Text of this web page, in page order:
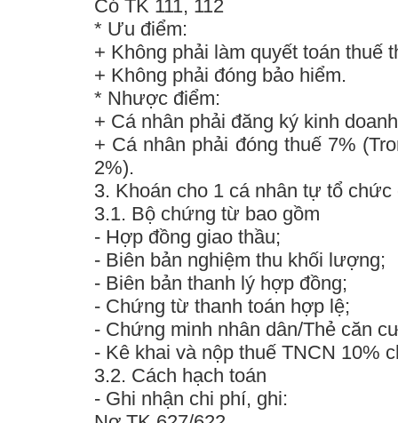
Có TK 111, 112
* Ưu điểm:
+ Không phải làm quyết toán thuế
+ Không phải đóng bảo hiểm.
* Nhược điểm:
+ Cá nhân phải đăng ký kinh
+ Cá nhân phải đóng thuế 7% (
2%).
3. Khoán cho 1 cá nhân tự tổ chức
3.1. Bộ chứng từ bao gồm
- Hợp đồng giao thầu;
- Biên bản nghiệm thu khối lượng;
- Biên bản thanh lý hợp đồng;
- Chứng từ thanh toán hợp lệ;
- Chứng minh nhân dân/Thẻ căn
- Kê khai và nộp thuế TNCN 10%
3.2. Cách hạch toán
- Ghi nhận chi phí, ghi: